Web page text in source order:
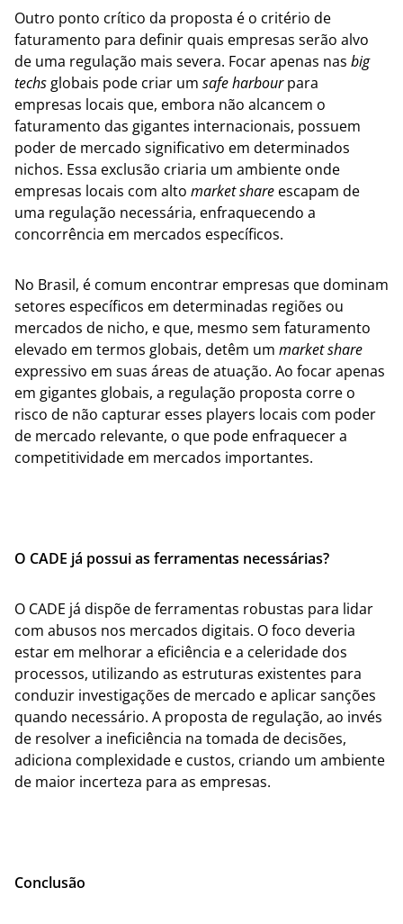
Outro ponto crítico da proposta é o critério de
faturamento para definir quais empresas serão alvo
de uma regulação mais severa. Focar apenas nas big
techs globais pode criar um safe harbourpara
empresas locais que, embora não alcancem o
faturamento das gigantes internacionais, possuem
poder de mercado significativo em determinados
nichos. Essa exclusão criaria um ambiente onde
empresas locais com alto market share escapam de
uma regulação necessária, enfraquecendo a
concorrência em mercados específicos.
No Brasil, é comum encontrar empresas que dominam
setores específicos em determinadas regiões ou
mercados de nicho, e que, mesmo sem faturamento
elevado em termos globais, detêm um market share
expressivo em suas áreas de atuação. Ao focar apenas
em gigantes globais, a regulação proposta corre o
risco de não capturar esses players locais com poder
de mercado relevante, o que pode enfraquecer a
competitividade em mercados importantes.
O CADE já possui as ferramentas necessárias?
O CADE já dispõe de ferramentas robustas para lidar
com abusos nos mercados digitais. O foco deveria
estar em melhorar a eficiência e a celeridade dos
processos, utilizando as estruturas existentes para
conduzir investigações de mercado e aplicar sanções
quando necessário. A proposta de regulação, ao invés
de resolver a ineficiência na tomada de decisões,
adiciona complexidade e custos, criando um ambiente
de maior incerteza para as empresas.
Conclusão